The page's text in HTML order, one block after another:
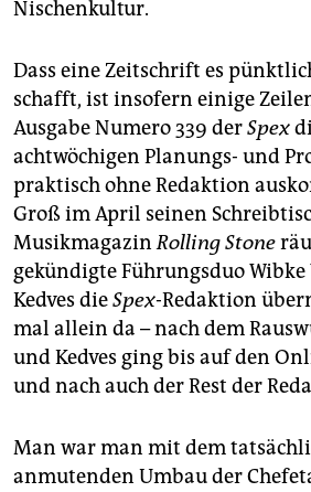
Nischenkultur.
Dass eine Zeitschrift es
schafft, ist insofern einige
Ausgabe Numero 339 derSpex
achtwöchigen Planungs- und
praktisch ohne Redaktion
Groß im April seinen
MusikmagazinRolling Stone
gekündigte Führungsduo Wibke
Kedves dieSpex-Redaktion
mal allein da – nach dem
und Kedves ging bis auf den
und nach auch der Rest der
Man war man mit dem
anmutenden Umbau der